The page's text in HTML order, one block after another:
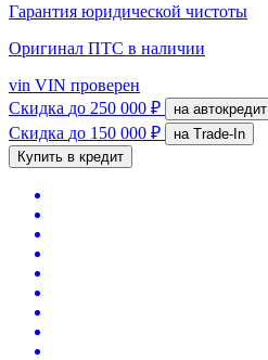
Гарантия юридической чистоты
Оригинал ПТС в наличии
vin VIN проверен
Скидка до 250 000 ₽ на автокредит
Скидка до 150 000 ₽
на Trade-In
Купить в кредит